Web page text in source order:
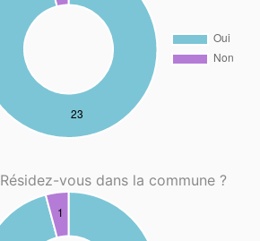
Résidez-vous dans la commune ?